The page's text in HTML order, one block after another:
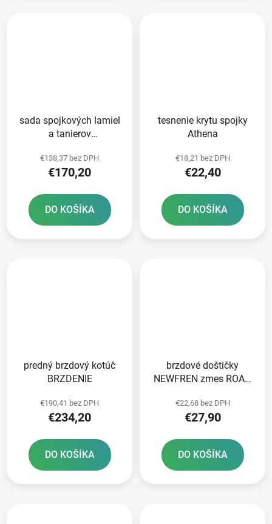
sada spojkových lamiel
a tanierov
NEWFREN 9+8 ks
€138,37 bez DPH
€170,20
DO KOŠÍKA
tesnenie krytu spojky
Athena
€18,21 bez DPH
€22,40
DO KOŠÍKA
predný brzdový kotúč
BRZDENIE
€190,41 bez DPH
€234,20
DO KOŠÍKA
brzdové doštičky
NEWFREN zmes ROAD
v balení
€22,68 bez DPH
€27,90
DO KOŠÍKA